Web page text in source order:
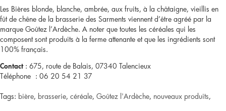
cœur
du
jury]
La
Les Bières blonde, blanche, ambrée, aux fruits, à la châtaigne, vieillis en
fût de chêne de la brasserie des Sarments viennent d’être agréé par la
marque Goûtez l’Ardèche. A noter que toutes les céréales qui les
composent sont produits à la ferme attenante et que les ingrédients sont
100% français.
Contact : 675, route de Balais, 07340 Talencieux
Téléphone : 06 20 54 21 37
Tags: bière, brasserie, céréale, Goûtez l'Ardèche, nouveaux produits,